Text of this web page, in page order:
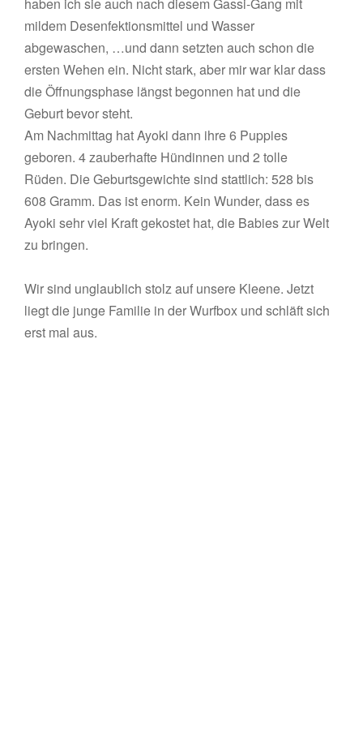
mildem Desenfektionsmittel und Wasser
abgewaschen, …und dann setzten auch schon die
ersten Wehen ein. Nicht stark, aber mir war klar dass
die Öffnungsphase längst begonnen hat und die
Geburt bevor steht.
Am Nachmittag hat Ayoki dann ihre 6 Puppies
geboren. 4 zauberhafte Hündinnen und 2 tolle
Rüden. Die Geburtsgewichte sind stattlich: 528 bis
608 Gramm. Das ist enorm. Kein Wunder, dass es
Ayoki sehr viel Kraft gekostet hat, die Babies zur Welt
zu bringen.
Wir sind unglaublich stolz auf unsere Kleene. Jetzt
liegt die junge Familie in der Wurfbox und schläft sich
erst mal aus.